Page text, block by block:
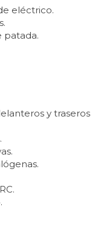
eléctrico.
patada.
y